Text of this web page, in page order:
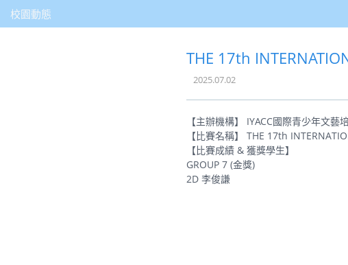
校園動態
THE 17th
2025.07.02
【主辦機構】 IYACC國際青少年文藝
【比賽名稱】 THE 17th
【比賽成績 & 獲獎學生】
GROUP 7 (金獎)
2D 李俊謙